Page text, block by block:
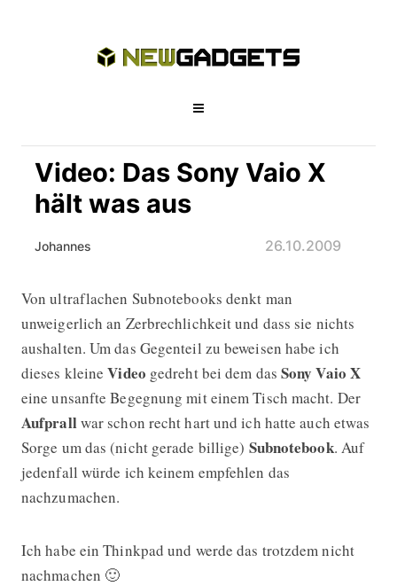
Video: Das Sony Vaio X
hält was aus
Johannes 26.10.2009
Video: Das Sony Vaio X hält was aus
Von ultraflachen Subnotebooks denkt man
unweigerlich an Zerbrechlichkeit und dass sie nichts
aushalten. Um das Gegenteil zu beweisen habe ich
dieses kleineVideo gedreht bei dem das Sony Vaio X
eine unsanfte Begegnung mit einem Tisch macht. Der
Aufprallwar schon recht hart und ich hatte auch etwas
Sorge um das (nicht gerade billige) Subnotebook. Auf
jedenfall würde ich keinem empfehlen das
nachzumachen.
Ich habe ein Thinkpad und werde das trotzdem nicht
nachmachen 🙂